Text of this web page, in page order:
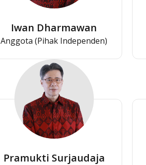
Iwan Dharmawan
Anggota (Pihak Independen)
Pramukti Surjaudaja